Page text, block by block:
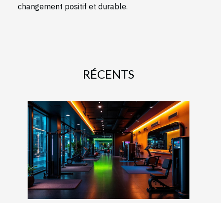
changement positif et durable.
RÉCENTS